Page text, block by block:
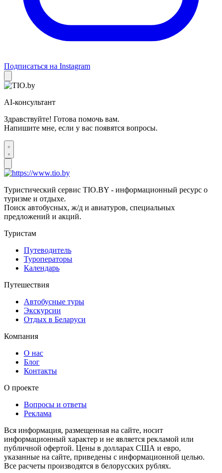
Подписаться на Instagram
AI-консультант
Здравствуйте! Готова помочь вам.
Напишите мне, если у вас появятся вопросы.
Туристический сервис TIO.BY - информационный ресурс о
туризме и отдыхе.
Поиск автобусных, ж/д и авиатуров, специальных
предложений и акций.
Туристам
Путеводитель
Туроператоры
Календарь
Путешествия
Автобусные туры
Экскурсии
Отдых в Беларуси
Компания
О нас
Блог
Контакты
О проекте
Вопросы и ответы
Реклама
Вся информация, размещенная на сайте, носит
информационный характер и не является рекламой или
публичной офертой. Цены в долларах США и евро,
указанные на сайте, приведены с информационной целью.
Все расчеты производятся в белорусских рублях.